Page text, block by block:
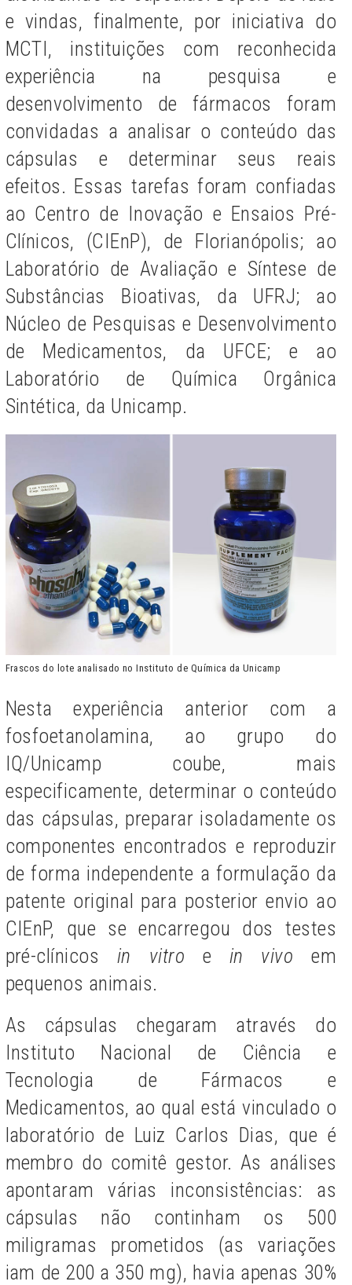
e vindas, finalmente, por iniciativa do
MCTI, instituições com reconhecida
experiência na pesquisa e
desenvolvimento de fármacos foram
convidadas a analisar o conteúdo das
cápsulas e determinar seus reais
efeitos. Essas tarefas foram confiadas
ao Centro de Inovação e Ensaios Pré-
Clínicos, (CIEnP), de Florianópolis; ao
Laboratório de Avaliação e Síntese de
Substâncias Bioativas, da UFRJ; ao
Núcleo de Pesquisas e Desenvolvimento
de Medicamentos, da UFCE; e ao
Laboratório de Química Orgânica
Sintética, da Unicamp.
Frascos do lote analisado no Instituto de Química da Unicamp
Nesta experiência anterior com a
fosfoetanolamina, ao grupo do
IQ/Unicamp coube, mais
especificamente, determinar o conteúdo
das cápsulas, preparar isoladamente os
componentes encontrados e reproduzir
de forma independente a formulação da
patente original para posterior envio ao
CIEnP, que se encarregou dos testes
pré-clínicos in vitro e in vivo em
pequenos animais.
As cápsulas chegaram através do
Instituto Nacional de Ciência e
Tecnologia de Fármacos e
Medicamentos, ao qual está vinculado o
laboratório de Luiz Carlos Dias, que é
membro do comitê gestor. As análises
apontaram várias inconsistências: as
cápsulas não continham os 500
miligramas prometidos (as variações
iam de 200 a 350 mg), havia apenas 30%